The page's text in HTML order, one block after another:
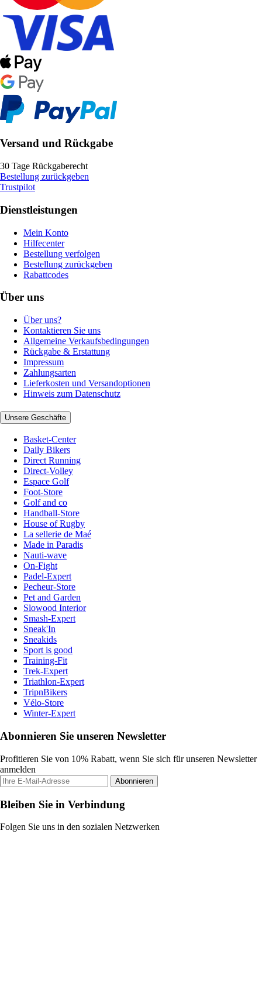
Versand und Rückgabe
30 Tage Rückgaberecht
Bestellung zurückgeben
Trustpilot
Dienstleistungen
Mein Konto
Hilfecenter
Bestellung verfolgen
Bestellung zurückgeben
Rabattcodes
Über uns
Über uns?
Kontaktieren Sie uns
Allgemeine Verkaufsbedingungen
Rückgabe & Erstattung
Impressum
Zahlungsarten
Lieferkosten und Versandoptionen
Hinweis zum Datenschutz
Unsere Geschäfte
Basket-Center
Daily Bikers
Direct Running
Direct-Volley
Espace Golf
Foot-Store
Golf and co
Handball-Store
House of Rugby
La sellerie de Maé
Made in Paradis
Nauti-wave
On-Fight
Padel-Expert
Pecheur-Store
Pet and Garden
Slowood Interior
Smash-Expert
Sneak'In
Sneakids
Sport is good
Training-Fit
Trek-Expert
Triathlon-Expert
TripnBikers
Vélo-Store
Winter-Expert
Abonnieren Sie unseren Newsletter
Profitieren Sie von 10% Rabatt, wenn Sie sich für unseren Newsletter
anmelden
Abonnieren
Bleiben Sie in Verbindung
Folgen Sie uns in den sozialen Netzwerken